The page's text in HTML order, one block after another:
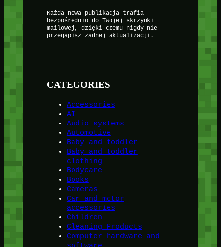
Każda nowa publikacja trafia
bezpośrednio do Twojej skrzynki
mailowej, dzięki czemu nigdy nie
przegapisz żadnej aktualizacji.
CATEGORIES
Accessories
AI
Audio systems
Automotive
Baby and toddler
Baby and toddler
clothing
Bodycare
Books
Cameras
Car and motor
accessories
Children
Cleaning Products
Computer hardware and